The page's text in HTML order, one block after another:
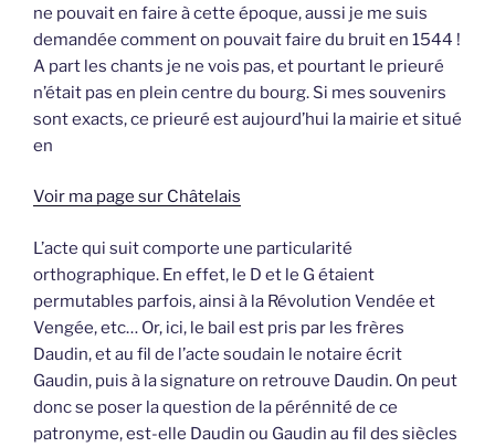
ne pouvait en faire à cette époque, aussi je me suis
demandée comment on pouvait faire du bruit en 1544 !
A part les chants je ne vois pas, et pourtant le prieuré
n’était pas en plein centre du bourg. Si mes souvenirs
sont exacts, ce prieuré est aujourd’hui la mairie et situé
en
Voir ma page sur Châtelais
L’acte qui suit comporte une particularité
orthographique. En effet, le D et le G étaient
permutables parfois, ainsi à la Révolution Vendée et
Vengée, etc… Or, ici, le bail est pris par les frères
Daudin, et au fil de l’acte soudain le notaire écrit
Gaudin, puis à la signature on retrouve Daudin. On peut
donc se poser la question de la pérénnité de ce
patronyme, est-elle Daudin ou Gaudin au fil des siècles